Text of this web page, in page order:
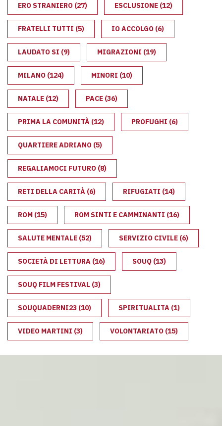
ERO STRANIERO (27) ESCLUSIONE (12)
FRATELLI TUTTI (5) IO ACCOLGO (6)
LAUDATO SI (9) MIGRAZIONI (19)
MILANO (124) MINORI (10)
NATALE (12) PACE (36)
PRIMA LA COMUNITÀ (12) PROFUGHI (6)
QUARTIERE ADRIANO (5)
REGALIAMOCI FUTURO (8)
RETI DELLA CARITÀ (6) RIFUGIATI (14)
ROM (15) ROM SINTI E CAMMINANTI (16)
SALUTE MENTALE (52) SERVIZIO CIVILE (6)
SOCIETÀ DI LETTURA (16) SOUQ (13)
SOUQ FILM FESTIVAL (3)
SOUQUADERNI23 (10) SPIRITUALITA (1)
VIDEO MARTINI (3) VOLONTARIATO (15)